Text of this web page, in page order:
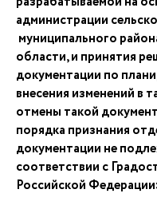
администрации
муниципального
области, и принятия
документации по
внесения изменений в
отмены такой
порядка признания
документации не
соответствии с
Российской